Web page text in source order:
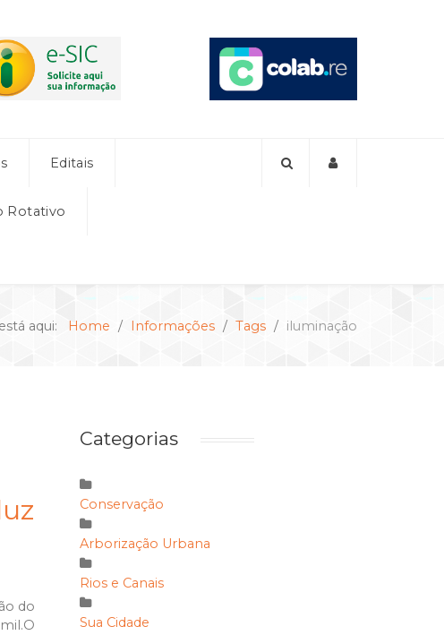
Editais
Rotativo
aqui: Home Informações Tags iluminação
do
Categorias
Conservação
Arborização Urbana
Rios e Canais
Sua Cidade